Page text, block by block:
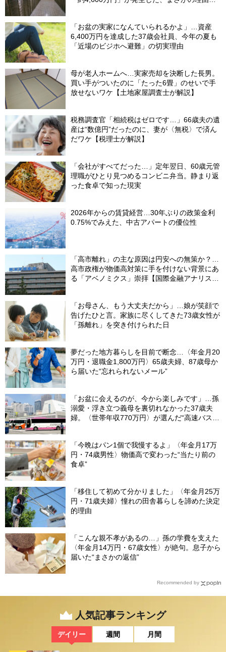
「お盆の実家になんていられるかよ」…資産
6,400万円を達成した37歳会社員、今年の夏も
「近場のビジホへ避難」の切実理由
母が老人ホームへ…実家売却を決断した長男。
買い手がついたのに「たった6畳」のせいで手
放せないワケ【土地家屋調査士が解説】
税務調査官「相続税はゼロです…」66歳夫の遺
産は“数億円”だったのに、妻が〈無税〉で済ん
だワケ【税理士が解説】
「会社がすべてだった…」定年翌日、60歳元管
理職がひとり見つめるコンビニ弁当。静まり返
った食卓で知った現実
2026年からの賃貸経営…30年ぶりの政策金利
0.75%でみえた、中古アパートの優位性
「高市離れ」の主な原因は円安への無策か？…
高市政権が物価高対策に手を付けない背景にあ
る「アベノミクス」崇拝【国際金融アナリスト
「お母さん、もう大丈夫だから」…娘が笑顔で
告げたひと言。家族に尽くしてきた73歳女性が
「孫離れ」を突き付けられた日
夢だった地方暮らしを目前で断念…〈年金月20
万円・退職金1,800万円〉65歳夫婦、87歳母か
ら届いた“忘れられないメール”
「お盆に会えるのが、今から楽しみです」…孫
溺愛・浮き立つ義母を裏切れなかった37歳夫
婦。〈世帯年収770万円〉が選んだ“高速バス帰
「今晩はパン1個で我慢するよ」〈年金月17万
円・74歳男性〉物価高で変わった“当たり前の
食卓”
「移住して初めて分かりました」〈年金月25万
円・71歳夫婦〉憧れの田舎暮らしを諦めた決定
的理由
「こんな親不孝があるの…」孫の学費を支えた
〈年金月14万円・67歳女性〉が絶句。息子から
届いた“まさかの返信”
Recommended by
人気記事ランキング
デイリー 週間 月間